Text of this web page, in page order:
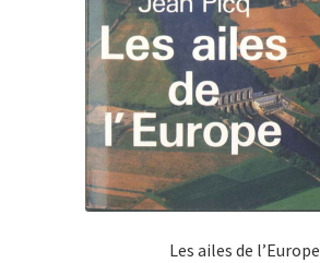
Les ailes de l’Europe